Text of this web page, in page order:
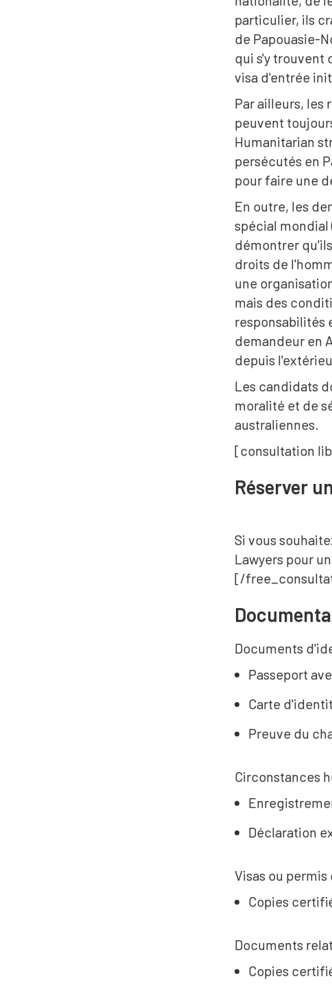
particulier, ils
de Papouasie-
qui s'y trouvent
visa d'entrée
Par ailleurs, les
peuvent
Humanitarian
persécutés en
pour faire une
En outre, les
spécial mondial
démontrer
droits de
une
mais des
responsabilités
demandeur en
depuis
Les candidats
moralité et de
australiennes.
[consultation
Réserver
Si vous
Lawyers pour
[/
Documents
Passeport
Carte
Preuve du
Circonstances
Déclaration
Visas ou permis
Copies
Documents
Copies